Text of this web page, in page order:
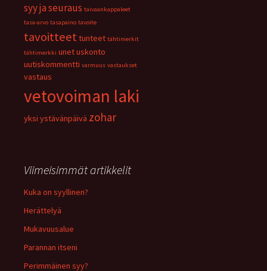
syy ja seuraus taivaankappaleet
tasa-arvo tasapaino tavoite
tavoitteettunteet tähtimerkit
tähtimerkki unetuskonto
uutiskommentti varmuus vastaukset
vastaus
vetovoiman laki
yksi ystävänpäivä zohar
Viimeisimmät artikkelit
Kuka on syyllinen?
Herättelyä
Mukavuusalue
Parannan itseni
Perimmäinen syy?